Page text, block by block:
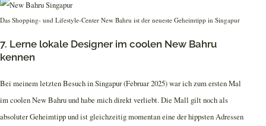
Das Shopping- und Lifestyle-Center New Bahru ist der neueste Geheimtipp in Singapur
7. Lerne lokale Designer im coolen New Bahru
kennen
Bei meinem letzten Besuch in Singapur (Februar 2025) war ich zum ersten Mal
im coolen New Bahru und habe mich direkt verliebt. Die Mall gilt noch als
absoluter Geheimtipp und ist gleichzeitig momentan eine der hippsten Adressen